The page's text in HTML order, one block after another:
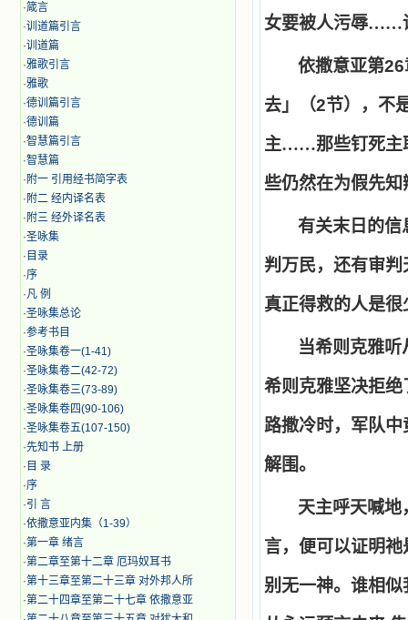
·箴言
·训道篇引言
·训道篇
·雅歌引言
·雅歌
·德训篇引言
·德训篇
·智慧篇引言
·智慧篇
· 附一 引用经书简字表
· 附二 经内译名表
· 附三 经外译名表
·圣咏集
· 目录
·序
·凡 例
·圣咏集总论
·参考书目
·圣咏集卷一(1-41)
·圣咏集卷二(42-72)
·圣咏集卷三(73-89)
·圣咏集卷四(90-106)
·圣咏集卷五(107-150)
·先知书 上册
· 目 录
·序
·引 言
·​依撒意亚内集（1-39）
·第一章 绪言
·第二章至第十二章 厄玛奴耳书
·第十三章至第二十三章 对外邦人所
·第二十四章至第二十七章 依撒意亚
女要被人污辱……
依撒意亚第26
去」（2节），不
主……那些钉死主
些仍然在为假先
有关末日的信
判万民，还有审
真正得救的人是很
当希则克雅
希则克雅坚决拒
路撒冷时，军队
解围。
天主呼天喊地
言，便可以证明
别无一神。谁相